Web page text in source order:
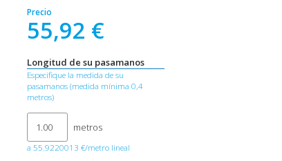
Precio
55,92 €
Longitud de su pasamanos
Especifique la medida de su
pasamanos (medida mínima 0,4
metros)
metros
a 55.9220013 €/metro lineal